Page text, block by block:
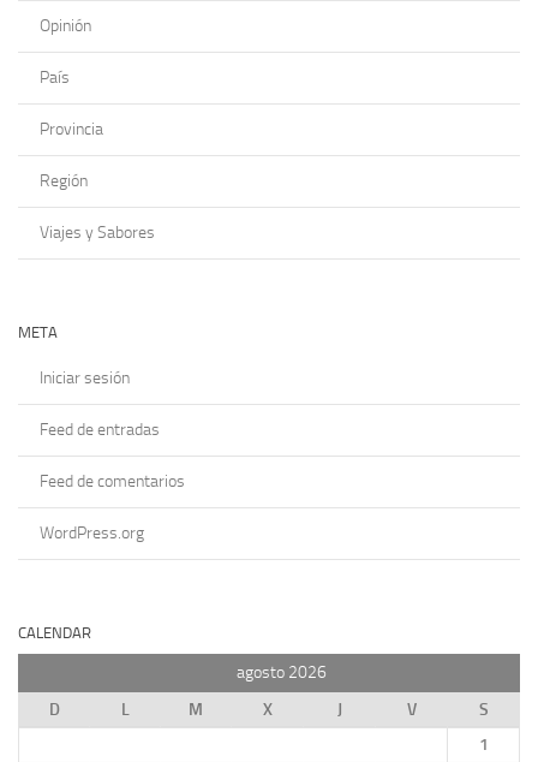
Opinión
País
Provincia
Región
Viajes y Sabores
META
Iniciar sesión
Feed de entradas
Feed de comentarios
WordPress.org
CALENDAR
agosto 2026
D
L M X J V
S
1